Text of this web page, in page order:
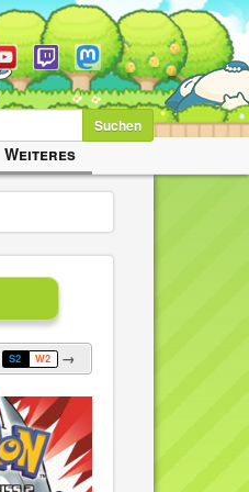
Weiteres
Suchen
S2 W2 →